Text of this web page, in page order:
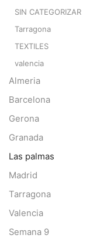
SIN CATEGORIZAR
Tarragona
TEXTILES
valencia
Almeria
Barcelona
Gerona
Granada
Las palmas
Madrid
Tarragona
Valencia
Semana 9